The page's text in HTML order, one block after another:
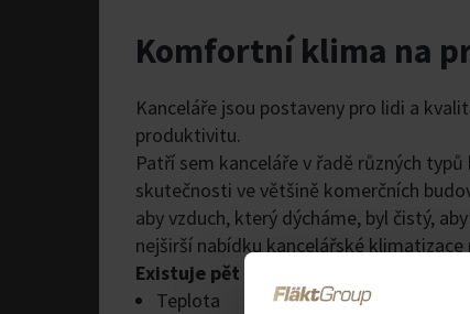
Komfortní klima na
Kanceláře jsou postaveny pro lidi a
produktivitu.
Patří sem kanceláře v řadě různých
skutečnosti ve většině komerčních
aby vzduch, který dýcháme, byl čistý,
nejširší nabídku kancelářské
Existuje pět klíčových parametrů,
Teplota